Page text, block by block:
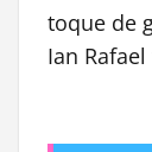
toque de
Ian